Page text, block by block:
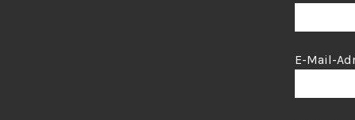
E-Mail-